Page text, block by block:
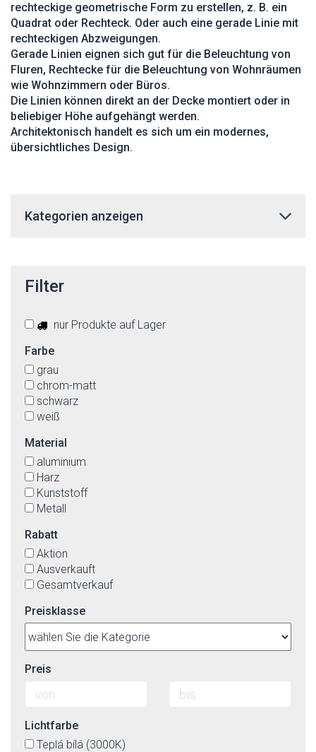
rechteckige geometrische Form zu erstellen, z. B. ein
Quadrat oder Rechteck. Oder auch eine gerade Linie mit
rechteckigen Abzweigungen.
Gerade Linien eignen sich gut für die Beleuchtung von
Fluren, Rechtecke für die Beleuchtung von Wohnräumen
wie Wohnzimmern oder Büros.
Die Linien können direkt an der Decke montiert oder in
beliebiger Höhe aufgehängt werden.
Architektonisch handelt es sich um ein modernes,
übersichtliches Design.
Kategorien anzeigen
Filter
nur Produkte auf Lager
Farbe
grau
chrom-matt
schwarz
weiß
Material
aluminium
Harz
Kunststoff
Metall
Rabatt
Aktion
Ausverkauft
Gesamtverkauf
Preisklasse
Preis
Lichtfarbe
Teplá bílá (3000K)